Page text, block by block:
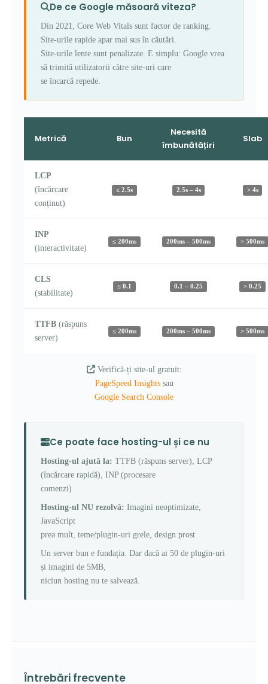
De ce Google măsoară viteza?
Din 2021, Core Web Vitals sunt factor de ranking.
Site-urile rapide apar mai sus în căutări.
Site-urile lente sunt penalizate. E simplu: Google vrea
să trimită utilizatorii către site-uri care
se încarcă repede.
Metrică Bun
Necesită
îmbunătățiri
Slab
LCP
(încărcare
conținut)
≤ 2.5s 2.5s – 4s > 4s
INP
(interactivitate)
≤ 200ms 200ms – 500ms > 500ms
CLS
(stabilitate)
≤ 0.1 0.1 – 0.25 > 0.25
TTFB (răspuns
server)
≤ 200ms 200ms – 500ms > 500ms
Verifică-ți site-ul gratuit:
PageSpeed Insightssau
Google Search Console
Ce poate face hosting-ul și ce nu
Hosting-ul ajută la: TTFB (răspuns server), LCP
(încărcare rapidă), INP (procesare
comenzi)
Hosting-ul NU rezolvă: Imagini neoptimizate,
JavaScript
prea mult, teme/plugin-uri grele, design prost
Un server bun e fundația. Dar dacă ai 50 de plugin-uri
și imagini de 5MB,
niciun hosting nu te salvează.
Întrebări frecvente